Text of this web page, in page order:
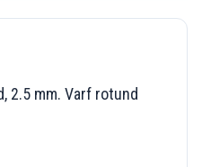
2.5 mm. Varf rotund